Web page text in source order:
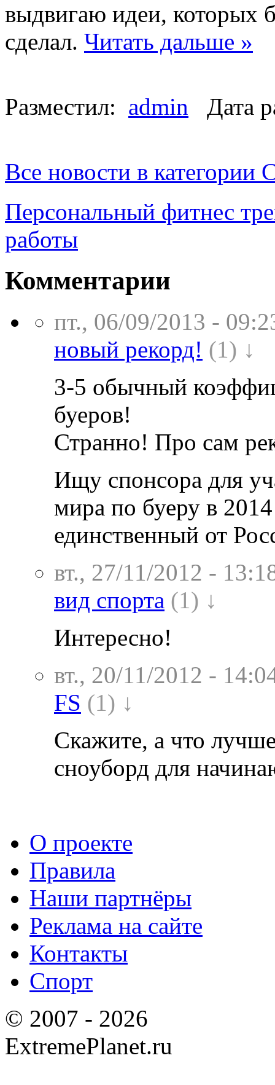
выдвигаю идеи, которых
сделал. Читать дальше »
Разместил: admin Дата
Все новости в категории
Персональный фитнес
работы
Комментарии
пт., 06/09/2013 -
новый рекорд! (1) ↓
3-5 обычный
буеров!
Странно! Про сам
Ищу спонсора для
мира по буеру в
единственный от
вт., 27/11/2012 -
вид спорта (1) ↓
Интересно!
вт., 20/11/2012 -
FS (1) ↓
Скажите, а что
сноуборд для
О проекте
Правила
Наши партнёры
Реклама на сайте
Контакты
Спорт
© 2007 - 2026
ExtremePlanet.ru